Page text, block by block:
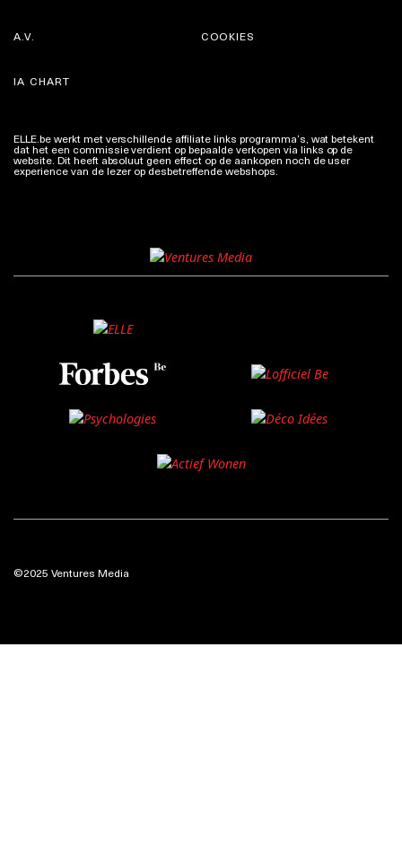
A.V.
IA CHART
COOKIES
ELLE.be werkt met verschillende affiliate links programma’s, wat betekent
dat het een commissie verdient op bepaalde verkopen via links op de
website. Dit heeft absoluut geen effect op de aankopen noch de user
experience van de lezer op desbetreffende webshops.
©2025 Ventures Media